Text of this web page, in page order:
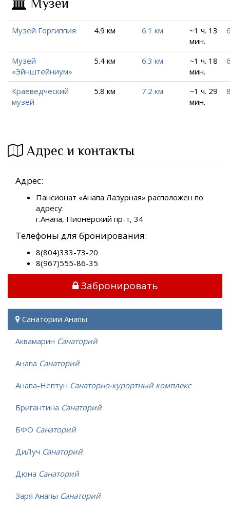
Музеи
Музей Горгиппия 4.9 км 6.1 км
~1 ч. 13
мин.
Музей
«Эйнштейниум»
5.4 км 6.3 км
~1 ч. 18
мин.
Краеведческий
музей
5.8 км 7.2 км
~1 ч. 29
мин.
Адрес и контакты
Адрес:
Пансионат «Анапа Лазурная» расположен по
адресу:
г.Анапа, Пионерский пр-т, 34
Телефоны для бронирования:
8(804)333-73-20
8(967)555-86-35
Забронировать
Санатории Анапы
Аквамарин Санаторий
Анапа Санаторий
Анапа-Нептун Санаторно-курортный комплекс
Бригантина Санаторий
БФО Санаторий
ДиЛуч Санаторий
Дюна Санаторий
Заря Анапы Санаторий